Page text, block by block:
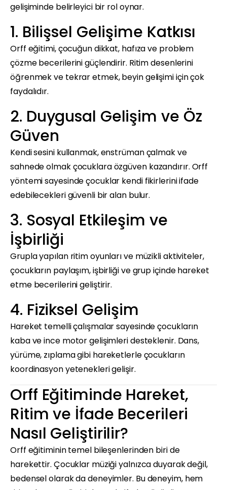
gelişiminde belirleyici bir rol oynar.
1. Bilişsel Gelişime Katkısı
Orff eğitimi, çocuğun dikkat, hafıza ve problem
çözme becerilerini güçlendirir. Ritim desenlerini
öğrenmek ve tekrar etmek, beyin gelişimi için çok
faydalıdır.
2. Duygusal Gelişim ve Öz
Güven
Kendi sesini kullanmak, enstrüman çalmak ve
sahnede olmak çocuklara özgüven kazandırır. Orff
yöntemi sayesinde çocuklar kendi fikirlerini ifade
edebilecekleri güvenli bir alan bulur.
3. Sosyal Etkileşim ve
İşbirliği
Grupla yapılan ritim oyunları ve müzikli aktiviteler,
çocukların paylaşım, işbirliği ve grup içinde hareket
etme becerilerini geliştirir.
4. Fiziksel Gelişim
Hareket temelli çalışmalar sayesinde çocukların
kaba ve ince motor gelişimleri desteklenir. Dans,
yürüme, zıplama gibi hareketlerle çocukların
koordinasyon yetenekleri gelişir.
Orff Eğitiminde Hareket,
Ritim ve İfade Becerileri
Nasıl Geliştirilir?
Orff eğitiminin temel bileşenlerinden biri de
harekettir. Çocuklar müziği yalnızca duyarak değil,
bedensel olarak da deneyimler. Bu deneyim, hem